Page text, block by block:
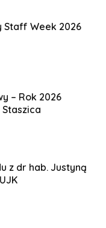
Week 2026
– Rok 2026
Staszica
z dr hab. Justyną